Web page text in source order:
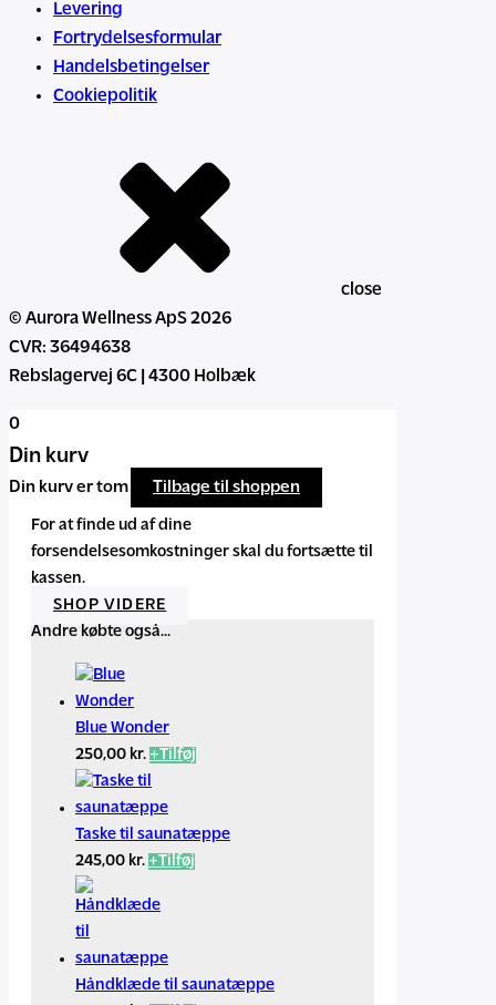
Levering
Fortrydelsesformular
Handelsbetingelser
Cookiepolitik
close
© Aurora Wellness ApS 2026
CVR: 36494638
Rebslagervej 6C | 4300 Holbæk
0
Din kurv
Din kurv er tom Tilbage til shoppen
For at finde ud af dine
forsendelsesomkostninger skal du fortsætte til
kassen.
SHOP VIDERE
Andre købte også...
Blue Wonder
250,00 kr. +TilføjDette
Taske til saunatæppe
245,00 kr. +Tilføj
Håndklæde til saunatæppe